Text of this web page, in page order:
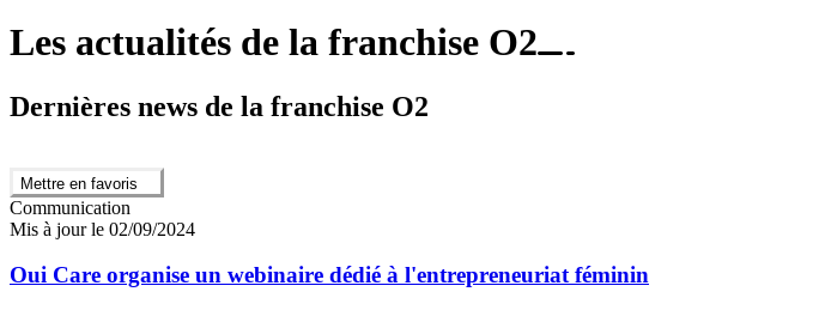
Les actualités de la franchise O2
Dernières news de la franchise O2
Mettre en favoris
Communication
Mis à jour le 02/09/2024
Oui Care organise un webinaire dédié à l'entrepreneuriat féminin